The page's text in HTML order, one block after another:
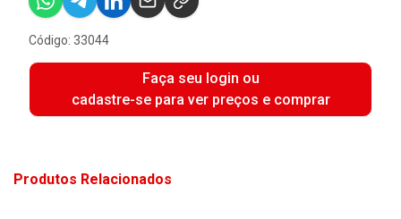
Código: 33044
Faça seu login ou
cadastre-se para ver preços e comprar
Produtos Relacionados